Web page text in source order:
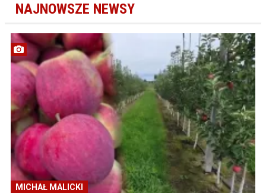
NAJNOWSZE NEWSY
MICHAŁ MALICKI